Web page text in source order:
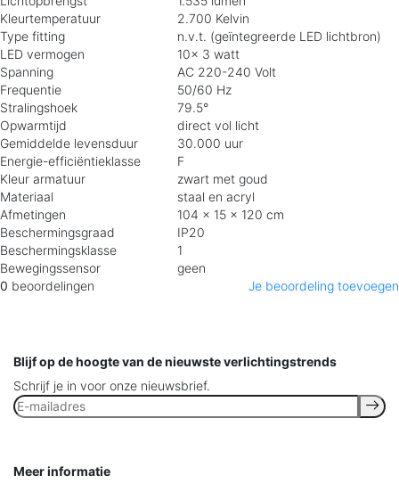
Kleurtemperatuur
2.700 Kelvin
Type fitting
n.v.t. (geïntegreerde LED lichtbron)
LED vermogen
10x 3 watt
Spanning
AC 220-240 Volt
Frequentie
50/60 Hz
Stralingshoek
79.5°
Opwarmtijd
direct vol licht
Gemiddelde levensduur
30.000 uur
Energie-efficiëntieklasse
F
Kleur armatuur
zwart met goud
Materiaal
staal en acryl
Afmetingen
104 x 15 x 120 cm
Beschermingsgraad
IP20
Beschermingsklasse
1
Bewegingssensor
geen
0 beoordelingen Je beoordeling toevoegen
Meer informatie
Blijf op de hoogte van de nieuwste verlichtingstrends
Schrijf je in voor onze nieuwsbrief.